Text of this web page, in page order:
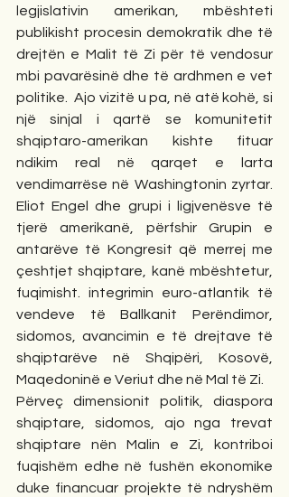
legjislativin amerikan, mbështeti
publikisht procesin demokratik dhe të
drejtën e Malit të Zi për të vendosur
mbi pavarësinë dhe të ardhmen e vet
politike.  Ajo vizitë u pa, në atë kohë, si
një sinjal i qartë se komunitetit
shqiptaro-amerikan kishte fituar
ndikim real në qarqet e larta
vendimarrëse në Washingtonin zyrtar.
Eliot Engel dhe grupi i ligjvenësve të
tjerë amerikanë, përfshir Grupin e
antarëve të Kongresit që merrej me
çeshtjet shqiptare, kanë mbështetur,
fuqimisht. integrimin euro-atlantik të
vendeve të Ballkanit Perëndimor,
sidomos, avancimin e të drejtave të
shqiptarëve në Shqipëri, Kosovë,
Maqedoninë e Veriut dhe në Mal të Zi.
Përveç dimensionit politik, diaspora
shqiptare, sidomos, ajo nga trevat
shqiptare nën Malin e Zi, kontriboi
fuqishëm edhe në fushën ekonomike
duke financuar projekte të ndryshëm